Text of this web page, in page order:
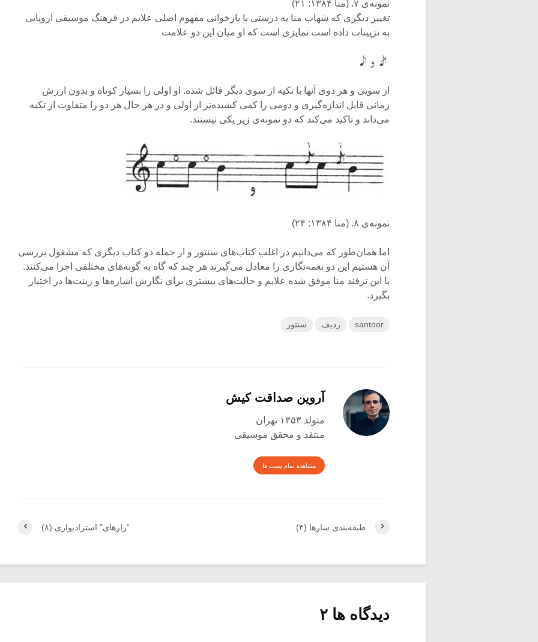
نمونه‌ی ۷. (منا ۱۳۸۴: ۲۱)
تغییر دیگری که شهاب منا به درستی با بازخوانی مفهوم اصلی علایم در فرهنگ موسیقی اروپایی
به تزیینات داده است تمایزی است که او میان این دو علامت
از سویی و هر دوی آنها با تکیه از سوی دیگر قائل شده. او اولی را بسیار کوتاه و بدون ارزش
زمانی قابل اندازه‌گیری و دومی را کمی کشیده‌تر از اولی و در هر حال هر دو را متفاوت از تکیه
می‌داند و تاکید می‌کند که دو نمونه‌ی زیر یکی نیستند.
نمونه‌ی ۸. (منا ۱۳۸۴: ۲۴)
اما همان‌طور که می‌دانیم در اغلب کتاب‌های سنتور و از جمله دو کتاب دیگری که مشغول بررسی
آن هستیم این دو نغمه‌نگاری را معادل می‌گیرند هر چند که گاه به گونه‌های مختلفی اجرا می‌کنند.
با این ترفند منا موفق شده علایم و حالت‌های بیشتری برای نگارش اشاره‌ها و زینت‌ها در اختیار
بگیرد.
santoor ردیف سنتور
آروین صداقت کیش
متولد ۱۳۵۳ تهران
منتقد و محقق موسیقی
مشاهده تمام پست ها
“رازهای” استرادیواری (۸) طبقه‌بندی سازها (۴)
دیدگاه ها ۲